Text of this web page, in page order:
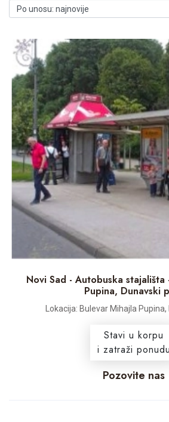
Novi Sad - Autobuska stajališta
Pupina, Dunavski
Lokacija: Bulevar Mihajla Pupina,
Stavi u korpu
i zatraži ponudu
Pozovite nas